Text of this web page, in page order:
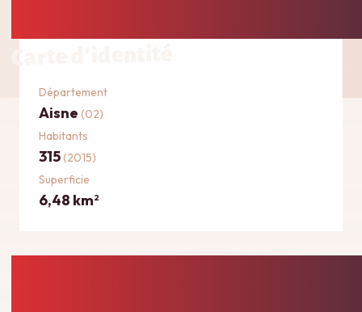
Département
Aisne (02)
Habitants
315(2015)
Superficie
6,48 km2